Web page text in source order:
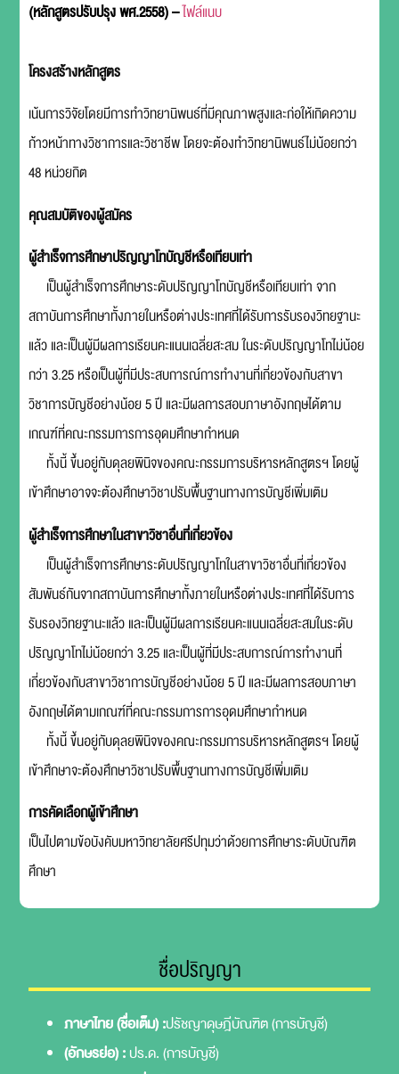
(หลักสูตรปรับปรุง พศ.2558) –ไฟล์แนบ
โครงสร้างหลักสูตร
เน้นการวิจัยโดยมีการทำวิทยานิพนธ์ที่มีคุณภาพสูงและก่อให้เกิดความ
ก้าวหน้าทางวิชาการและวิชาชีพ โดยจะต้องทำวิทยานิพนธ์ไม่น้อยกว่า
48 หน่วยกิต
คุณสมบัติของผู้สมัคร
ผู้สำเร็จการศึกษาปริญญาโทบัญชีหรือเทียบเท่า
เป็นผู้สำเร็จการศึกษาระดับปริญญาโทบัญชีหรือเทียบเท่า จาก
สถาบันการศึกษาทั้งภายในหรือต่างประเทศที่ได้รับการรับรองวิทยฐานะ
แล้ว และเป็นผู้มีผลการเรียนคะแนนเฉลี่ยสะสม ในระดับปริญญาโทไม่น้อย
กว่า 3.25 หรือเป็นผู้ที่มีประสบการณ์การทำงานที่เกี่ยวข้องกับสาขา
วิชาการบัญชีอย่างน้อย 5 ปี และมีผลการสอบภาษาอังกฤษได้ตาม
เกณฑ์ที่คณะกรรมการการอุดมศึกษากำหนด
ทั้งนี้ ขึ้นอยู่กับดุลยพินิจของคณะกรรมการบริหารหลักสูตรฯ โดยผู้
เข้าศึกษาอาจจะต้องศึกษาวิชาปรับพื้นฐานทางการบัญชีเพิ่มเติม
ผู้สำเร็จการศึกษาในสาขาวิชาอื่นที่เกี่ยวข้อง
เป็นผู้สำเร็จการศึกษาระดับปริญญาโทในสาขาวิชาอื่นที่เกี่ยวข้อง
สัมพันธ์กันจากสถาบันการศึกษาทั้งภายในหรือต่างประเทศที่ได้รับการ
รับรองวิทยฐานะแล้ว และเป็นผู้มีผลการเรียนคะแนนเฉลี่ยสะสมในระดับ
ปริญญาโทไม่น้อยกว่า 3.25 และเป็นผู้ที่มีประสบการณ์การทำงานที่
เกี่ยวข้องกับสาขาวิชาการบัญชีอย่างน้อย 5 ปี และมีผลการสอบภาษา
อังกฤษได้ตามเกณฑ์ที่คณะกรรมการการอุดมศึกษากำหนด
ทั้งนี้ ขึ้นอยู่กับดุลยพินิจของคณะกรรมการบริหารหลักสูตรฯ โดยผู้
เข้าศึกษาจะต้องศึกษาวิชาปรับพื้นฐานทางการบัญชีเพิ่มเติม
การคัดเลือกผู้เข้าศึกษา
เป็นไปตามข้อบังคับมหาวิทยาลัยศรีปทุมว่าด้วยการศึกษาระดับบัณฑิต
ศึกษา
ชื่อปริญญา
ภาษาไทย (ชื่อเต็ม) :ปรัชญาดุษฎีบัณฑิต (การบัญชี)
(อักษรย่อ) : ปร.ด. (การบัญชี)